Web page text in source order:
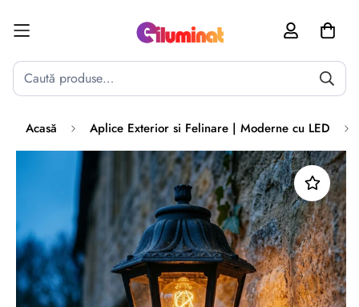
Acasă Aplice Exterior si Felinare | Moderne cu LED